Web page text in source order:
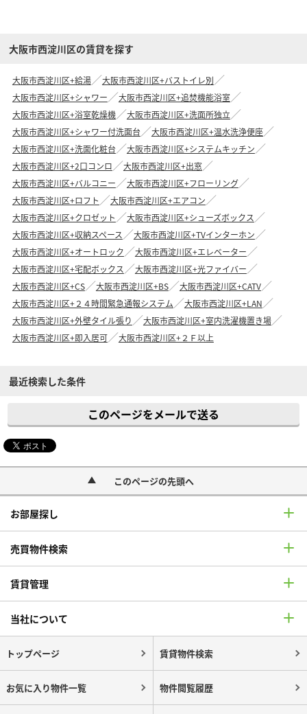
大阪市西淀川区の賃貸を探す
大阪市西淀川区+給湯
大阪市西淀川区+バストイレ別
大阪市西淀川区+シャワー
大阪市西淀川区+追焚機能浴室
大阪市西淀川区+浴室乾燥機
大阪市西淀川区+洗面所独立
大阪市西淀川区+シャワー付洗面台
大阪市西淀川区+温水洗浄便座
大阪市西淀川区+洗面化粧台
大阪市西淀川区+システムキッチン
大阪市西淀川区+2口コンロ
大阪市西淀川区+出窓
大阪市西淀川区+バルコニー
大阪市西淀川区+フローリング
大阪市西淀川区+ロフト
大阪市西淀川区+エアコン
大阪市西淀川区+クロゼット
大阪市西淀川区+シューズボックス
大阪市西淀川区+収納スペース
大阪市西淀川区+TVインターホン
大阪市西淀川区+オートロック
大阪市西淀川区+エレベーター
大阪市西淀川区+宅配ボックス
大阪市西淀川区+光ファイバー
大阪市西淀川区+CS
大阪市西淀川区+BS
大阪市西淀川区+CATV
大阪市西淀川区+２４時間緊急通報システム
大阪市西淀川区+LAN
大阪市西淀川区+外壁タイル張り
大阪市西淀川区+室内洗濯機置き場
大阪市西淀川区+即入居可
大阪市西淀川区+２Ｆ以上
最近検索した条件
このページをメールで送る
このページの先頭へ
お部屋探し
売買物件検索
賃貸管理
当社について
トップページ 賃貸物件検索
お気に入り物件一覧 物件閲覧履歴